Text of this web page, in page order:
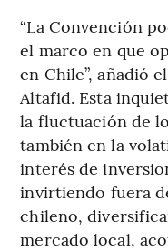
“La Convención
el marco en que
en Chile”, añadió
Altafid. Esta
la fluctuación de
también en la
interés de
invirtiendo fuera
chileno,
mercado local,